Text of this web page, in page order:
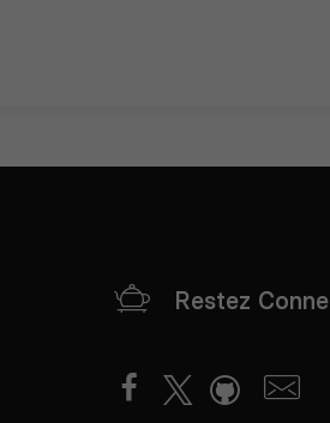
Restez